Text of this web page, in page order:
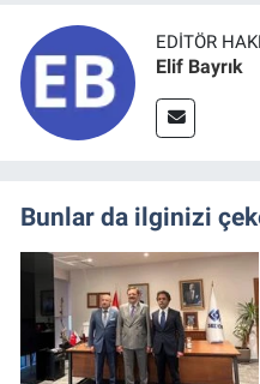
EDITÖR
Elif Bayrık
Bunlar da ilginizi